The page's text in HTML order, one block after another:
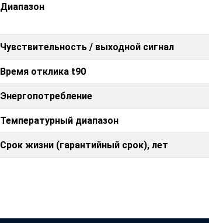
Диапазон
Чувствительность / выходной сигнал
Время отклика t90
Энергопотребление
Температурный диапазон
Срок жизни (гарантийный срок), лет